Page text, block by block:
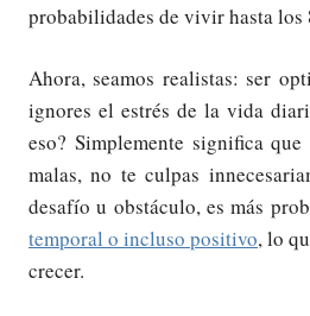
probabilidades de vivir hasta los
Ahora, seamos realistas: ser
ignores el estrés de la vida
eso? Simplemente significa que
malas, no te culpas
desafío u obstáculo, es más
temporal o incluso positivo, lo
crecer.